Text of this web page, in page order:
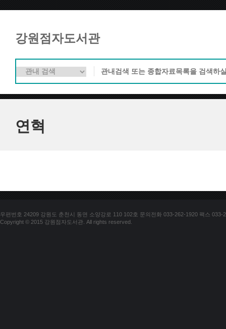
강원점자도서관
연혁
우편번호 24209 강원도 춘천시 동면 소양강로 110 102호 문의전화 033-262-1920 팩스 033-
Copyright © 2015 강원점자도서관. All rights reserved.